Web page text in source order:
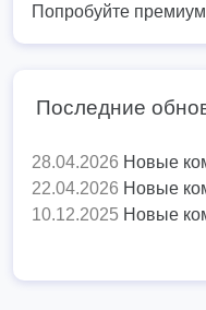
Попробуйте премиум
Последние
28.04.2026 Новые
22.04.2026 Новые
10.12.2025 Новые